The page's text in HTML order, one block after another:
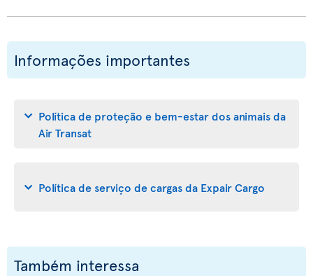
Informações importantes
Política de proteção e bem-estar dos animais da
Air Transat
Política de serviço de cargas da Expair Cargo
Também interessa